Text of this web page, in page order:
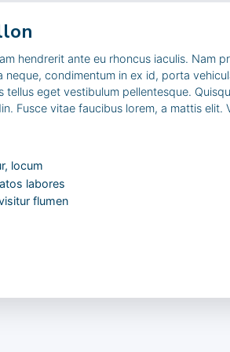
hendrerit ante eu rhoncus iaculis. Nam
condimentum in ex id, porta
tellus eget vestibulum pellentesque.
Fusce vitae faucibus lorem, a mattis elit.
locum
labores
flumen